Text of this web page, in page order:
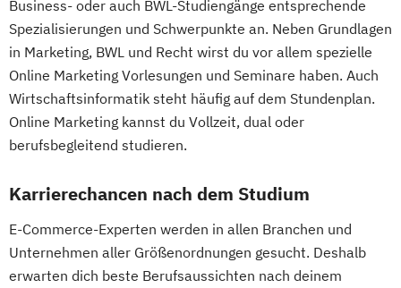
Business- oder auch BWL-Studiengänge entsprechende
Spezialisierungen und Schwerpunkte an. Neben Grundlagen
in Marketing, BWL und Recht wirst du vor allem spezielle
Online Marketing Vorlesungen und Seminare haben. Auch
Wirtschaftsinformatik steht häufig auf dem Stundenplan.
Online Marketing kannst du Vollzeit, dual oder
berufsbegleitend studieren.
Karrierechancen nach dem Studium
E-Commerce-Experten werden in allen Branchen und
Unternehmen aller Größenordnungen gesucht. Deshalb
erwarten dich beste Berufsaussichten nach deinem